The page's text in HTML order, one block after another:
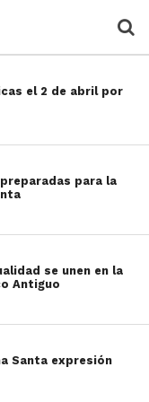
el 2 de abril por
para la
se unen en la
Antiguo
Santa expresión